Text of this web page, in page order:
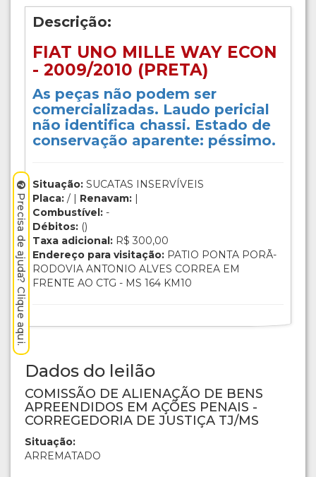
Descrição:
FIAT UNO MILLE WAY ECON
- 2009/2010 (PRETA)
As peças não podem ser
comercializadas. Laudo pericial
não identifica chassi. Estado de
conservação aparente: péssimo.
Situação: SUCATAS INSERVÍVEIS
Placa: / | Renavam:
Combustível: -
Débitos: ()
Taxa adicional: R$ 300,00
Endereço para visitação: PATIO PONTA PORÃ-
RODOVIA ANTONIO ALVES CORREA EM
FRENTE AO CTG - MS 164 KM10
Dados do leilão
COMISSÃO DE ALIENAÇÃO DE BENS
APREENDIDOS EM AÇÕES PENAIS -
CORREGEDORIA DE JUSTIÇA TJ/MS
Situação:
ARREMATADO
Precisa de ajuda? Clique aqui.